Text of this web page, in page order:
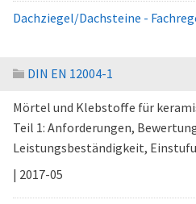
Dachziegel/Dachsteine -
DIN EN 12004-1
Mörtel und Klebstoffe für
Teil 1: Anforderungen,
Leistungsbeständigkeit,
| 2017-05